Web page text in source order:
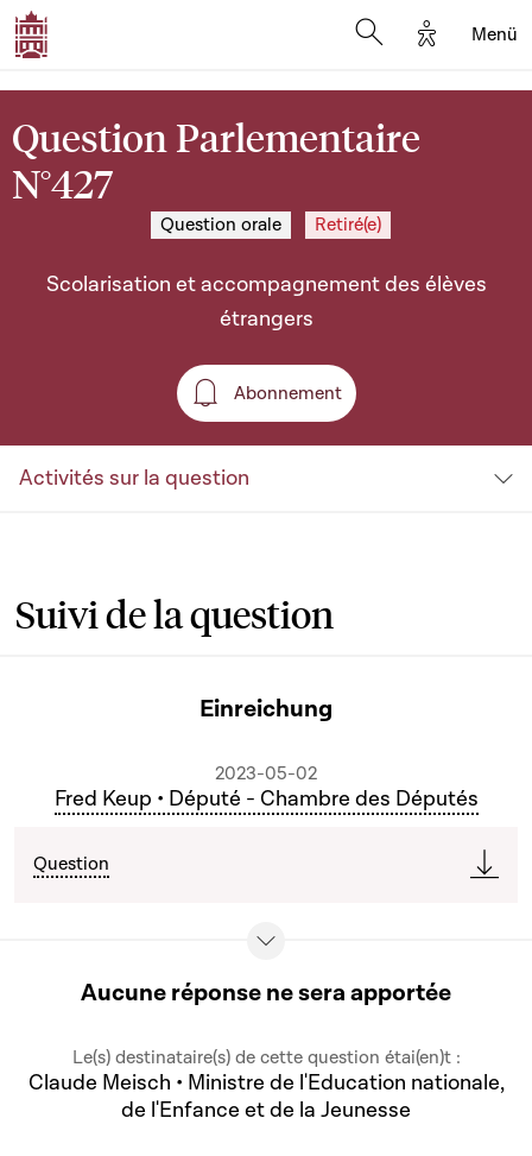
Options
Menü
Question Parlementaire
N°427
Question orale Retiré(e)
Scolarisation et accompagnement des élèves
étrangers
Abonnement
Abonnement
Activités sur la question
Suivi de la question
Einreichung
2023-05-02
Fred Keup • Député - Chambre des Députés
Question
Aucune réponse ne sera apportée
Le(s) destinataire(s) de cette question étai(en)t :
Claude Meisch • Ministre de l'Education nationale,
de l'Enfance et de la Jeunesse